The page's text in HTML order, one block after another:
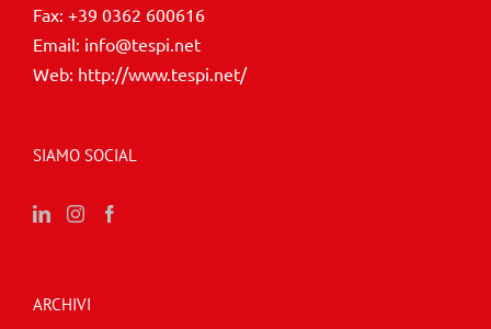
Fax: +39 0362 600616
Email: info@tespi.net
Web: http://www.tespi.net/
SIAMO SOCIAL
ARCHIVI